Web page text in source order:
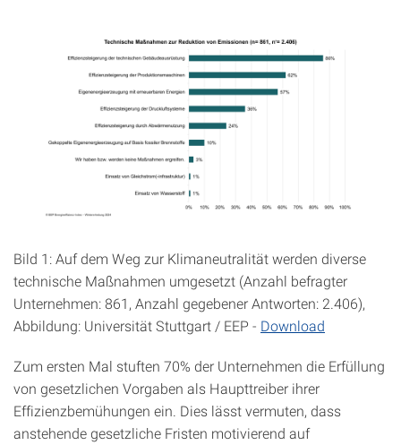
Bild 1: Auf dem Weg zur Klimaneutralität werden diverse
technische Maßnahmen umgesetzt (Anzahl befragter
Unternehmen: 861, Anzahl gegebener Antworten: 2.406),
Abbildung: Universität Stuttgart / EEP - Download
Zum ersten Mal stuften 70% der Unternehmen die Erfüllung
von gesetzlichen Vorgaben als Haupttreiber ihrer
Effizienzbemühungen ein. Dies lässt vermuten, dass
anstehende gesetzliche Fristen motivierend auf